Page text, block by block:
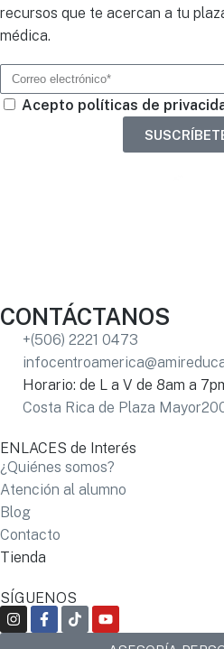
recursos que te acercan a tu
médica.
Acepto políticas de
CONTÁCTANOS
+(506) 2221 0473
Horario: de L a V de 8am a
Costa Rica de Plaza
ENLACES de Interés
¿Quiénes somos?
Atención al alumno
Blog
Contacto
Tienda
SÍGUENOS